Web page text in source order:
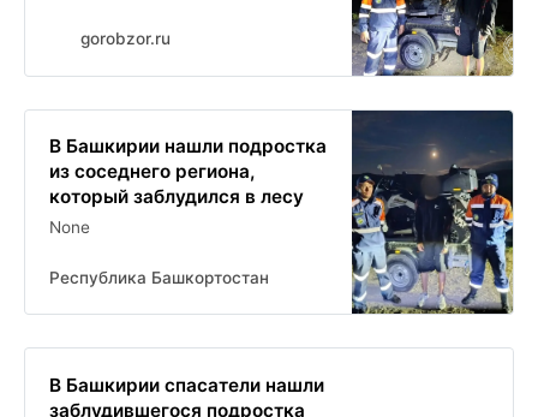
gorobzor.ru
В Башкирии нашли подростка
из соседнего региона,
который заблудился в лесу
None
Республика Башкортостан
В Башкирии спасатели нашли
заблудившегося подростка